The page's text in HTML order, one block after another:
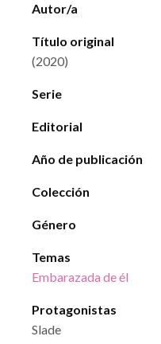
Autor/a
Título original
(2020)
Serie
Editorial
Año de publicación
Colección
Género
Temas
Embarazada de él
Protagonistas
Slade